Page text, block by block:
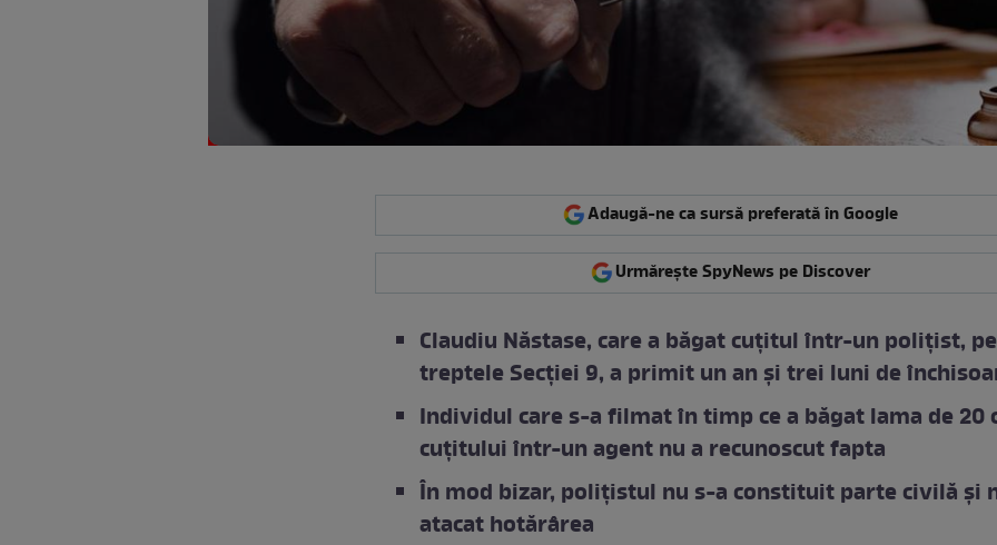
Adaugă-ne ca sursă preferată în Google
Urmărește SpyNews pe Discover
Claudiu Năstase, care a băgat cuțitul într-un polițist, pe
treptele Secției 9, a primit un an și trei luni de
Individul care s-a filmat în timp ce a băgat lama de 20
cuțitului într-un agent nu a recunoscut fapta
În mod bizar, polițistul nu s-a constituit parte civilă și
atacat hotărârea